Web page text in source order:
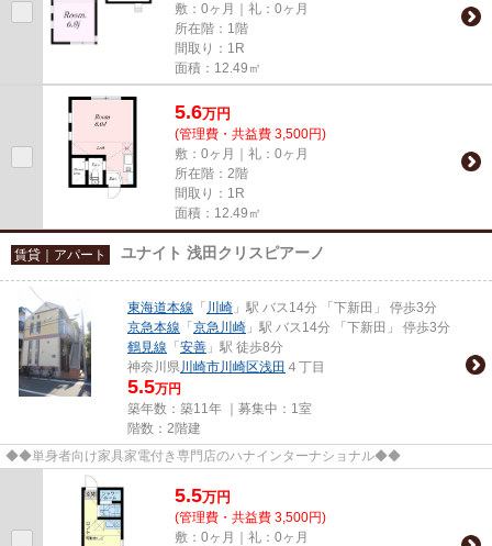
敷：0ヶ月｜礼：0ヶ月
所在階：1階
間取り：1R
面積：12.49㎡
5.6万円
(管理費・共益費 3,500円)
敷：0ヶ月｜礼：0ヶ月
所在階：2階
間取り：1R
面積：12.49㎡
賃貸｜アパート ユナイト 浅田クリスピアーノ
東海道本線 「 川崎 」駅 バス14分 「下新田」 停歩3分
京急本線 「 京急川崎 」駅 バス14分 「下新田」 停歩3分
鶴見線 「 安善 」駅 徒歩8分
神奈川県川崎市川崎区浅田 ４丁目
5.5万円
築年数：築11年 ｜募集中： 1室
階数：2階建
◆◆単身者向け家具家電付き専門店のハナインターナショナル◆◆
5.5万円
(管理費・共益費 3,500円)
敷：0ヶ月｜礼：0ヶ月